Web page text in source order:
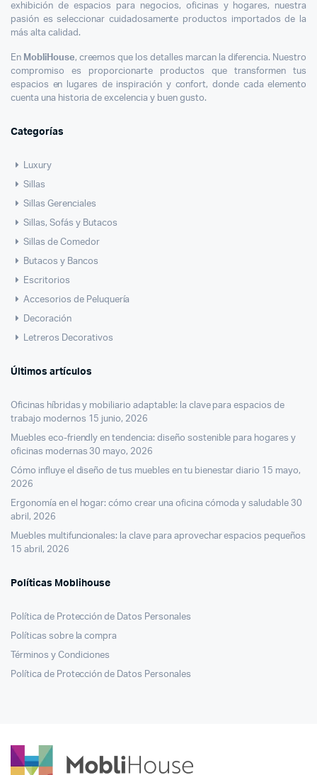
exhibición de espacios para negocios, oficinas y hogares, nuestra
pasión es seleccionar cuidadosamente productos importados de la
más alta calidad.
En MobliHouse, creemos que los detalles marcan la diferencia. Nuestro
compromiso es proporcionarte productos que transformen tus
espacios en lugares de inspiración y confort, donde cada elemento
cuenta una historia de excelencia y buen gusto.
Categorías
Luxury
Sillas
Sillas Gerenciales
Sillas, Sofás y Butacos
Sillas de Comedor
Butacos y Bancos
Escritorios
Accesorios de Peluquería
Decoración
Letreros Decorativos
Últimos artículos
Oficinas híbridas y mobiliario adaptable: la clave para espacios de
trabajo modernos 15 junio, 2026
Muebles eco-friendly en tendencia: diseño sostenible para hogares y
oficinas modernas 30 mayo, 2026
Cómo influye el diseño de tus muebles en tu bienestar diario 15 mayo,
2026
Ergonomía en el hogar: cómo crear una oficina cómoda y saludable 30
abril, 2026
Muebles multifuncionales: la clave para aprovechar espacios pequeños
15 abril, 2026
Políticas Moblihouse
Política de Protección de Datos Personales
Políticas sobre la compra
Términos y Condiciones
Política de Protección de Datos Personales